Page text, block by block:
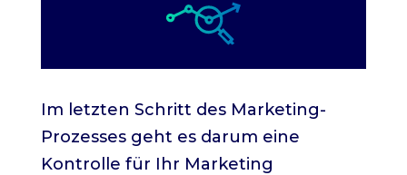
Im letzten Schritt des Marketing-
Prozesses geht es darum eine
Kontrolle für Ihr Marketing